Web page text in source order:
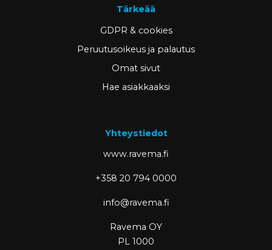
Tärkeää
GDPR & cookies
Peruutusoikeus ja palautus
Omat sivut
Hae asiakkaaksi
Yhteystiedot
www.ravema.fi
+358 20 794 0000
info@ravema.fi
Ravema OY
PL 1000